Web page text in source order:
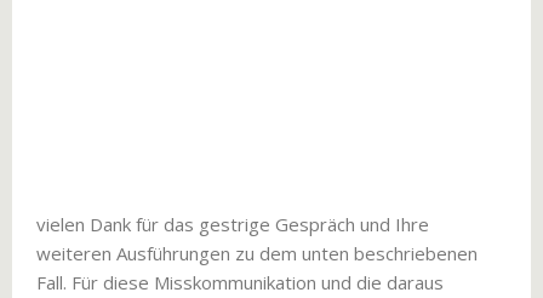
vielen Dank für das gestrige Gespräch und Ihre
weiteren Ausführungen zu dem unten beschriebenen
Fall. Für diese Misskommunikation und die daraus